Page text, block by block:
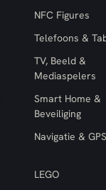
NFC Figures
Telefoons &
TV, Beeld &
Mediaspelers
Smart Home &
Beveiliging
Navigatie & GPS
LEGO